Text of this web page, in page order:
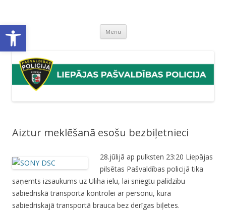
Open toolbar Menu Skip
content
Aiztur meklēšanā esošu bezbiļetnieci
28.jūlijā ap pulksten 23:20 Liepājas
pilsētas Pašvaldības policijā tika
saņemts izsaukums uz Uliha ielu, lai sniegtu palīdzību
sabiedriskā transporta kontrolei ar personu, kura
sabiedriskajā transportā brauca bez derīgas biļetes.